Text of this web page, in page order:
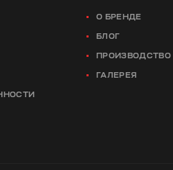
О БРЕНДЕ
БЛОГ
ПРОИЗВОДСТВО
ГАЛЕРЕЯ